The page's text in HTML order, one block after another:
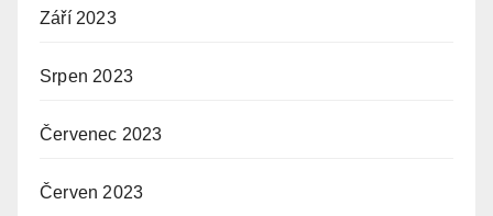
Září 2023
Srpen 2023
Červenec 2023
Červen 2023